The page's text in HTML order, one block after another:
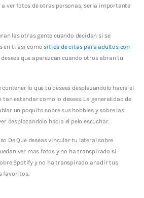
ver fotos de otras personas, seri­a importante
las otras gente cuando decidan si se
en ti asi­ comositios de citas para adultos con
que aparezcan cuando otros abran tu
contener lo que tu desees desplazandolo hacia el
estandar como lo desees. La generalidad de
un poquito sobre sus hobbies y sobre las
desplazandolo hacia el pelo escuchar.
De Que deseas vincular tu lateral sobre
ver mas fotos y no ha transpirado si
Spotify y no ha transpirado anadir tus
favoritos.